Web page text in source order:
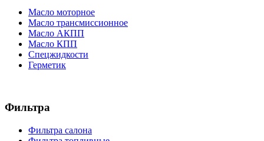
Масло моторное
Масло трансмиссионное
Масло АКПП
Масло КПП
Спецжидкости
Герметик
Фильтра
Фильтра салона